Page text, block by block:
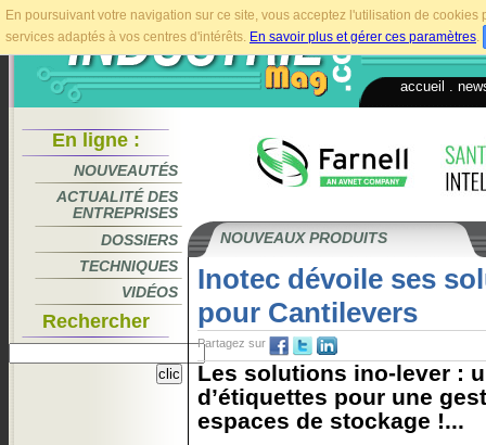
En poursuivant votre navigation sur ce site, vous acceptez l'utilisation de
services adaptés à vos centres d'intérêts. En savoir plus et gérer ces paramètres.
accueil
En ligne :
NOUVEAUTÉS
ACTUALITÉ DES
ENTREPRISES
DOSSIERS
TECHNIQUES
VIDÉOS
Rechercher
NOUVEAUX PRODUITS
Inotec dévoile ses
pour Cantilevers
Partagez sur
Les solutions ino-lever :
d’étiquettes pour une
espaces de stockage !...